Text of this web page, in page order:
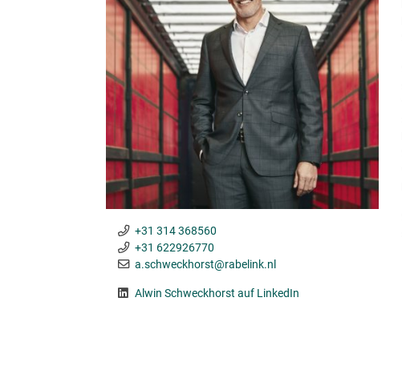
+31 314 368560
+31 622926770
a.schweckhorst@rabelink.nl
Al­win Schweck­horst auf LinkedIn